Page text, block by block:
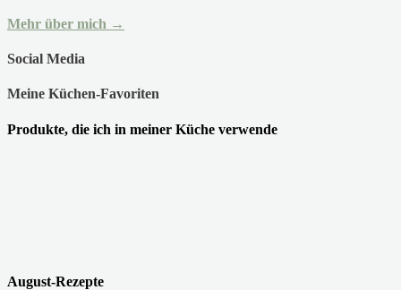
Mehr über mich →
Social Media
Meine Küchen-Favoriten
Produkte, die ich in meiner Küche verwende
August-Rezepte